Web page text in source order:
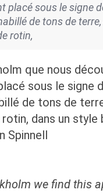
placé sous le signe
de tons de
rotin,
que nous
sous le signe
de tons de
dans un style
Spinnell
we find this